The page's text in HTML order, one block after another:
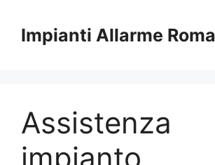
contenuto
Impianti Allarme Roma
Assistenza
impianto